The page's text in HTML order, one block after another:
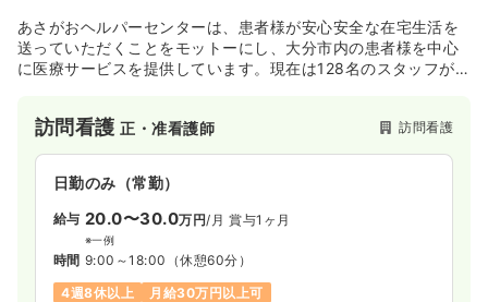
あさがおヘルパーセンターは、患者様が安心安全な在宅生活を
送っていただくことをモットーにし、大分市内の患者様を中心
に医療サービスを提供しています。現在は128名のスタッフが
訪問看護正・准看護師 訪問看護
日勤のみ（常勤）
給与 20.0〜30.0万円/月 賞与1ヶ月
※一例
時間 9:00～18:00 （休憩60分）
4週8休以上
月給30万円以上可